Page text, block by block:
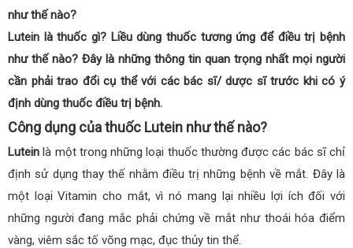
như thế nào?
Lutein là thuốc gì? Liều dùng thuốc tương ứng để điều trị bệnh
như thế nào? Đây là những thông tin quan trọng nhất mọi người
cần phải trao đổi cụ thể với các bác sĩ/ dược sĩ trước khi có ý
định dùng thuốc điều trị bệnh.
Công dụng của thuốc Lutein như thế nào?
Lutein là một trong những loại thuốc thường được các bác sĩ chỉ
định sử dụng thay thế nhằm điều trị những bệnh về mắt. Đây là
một loại Vitamin cho mắt, vì nó mang lại nhiều lợi ích đối với
những người đang mắc phải chứng về mắt như thoái hóa điểm
vàng, viêm sắc tố võng mạc, đục thủy tin thể.